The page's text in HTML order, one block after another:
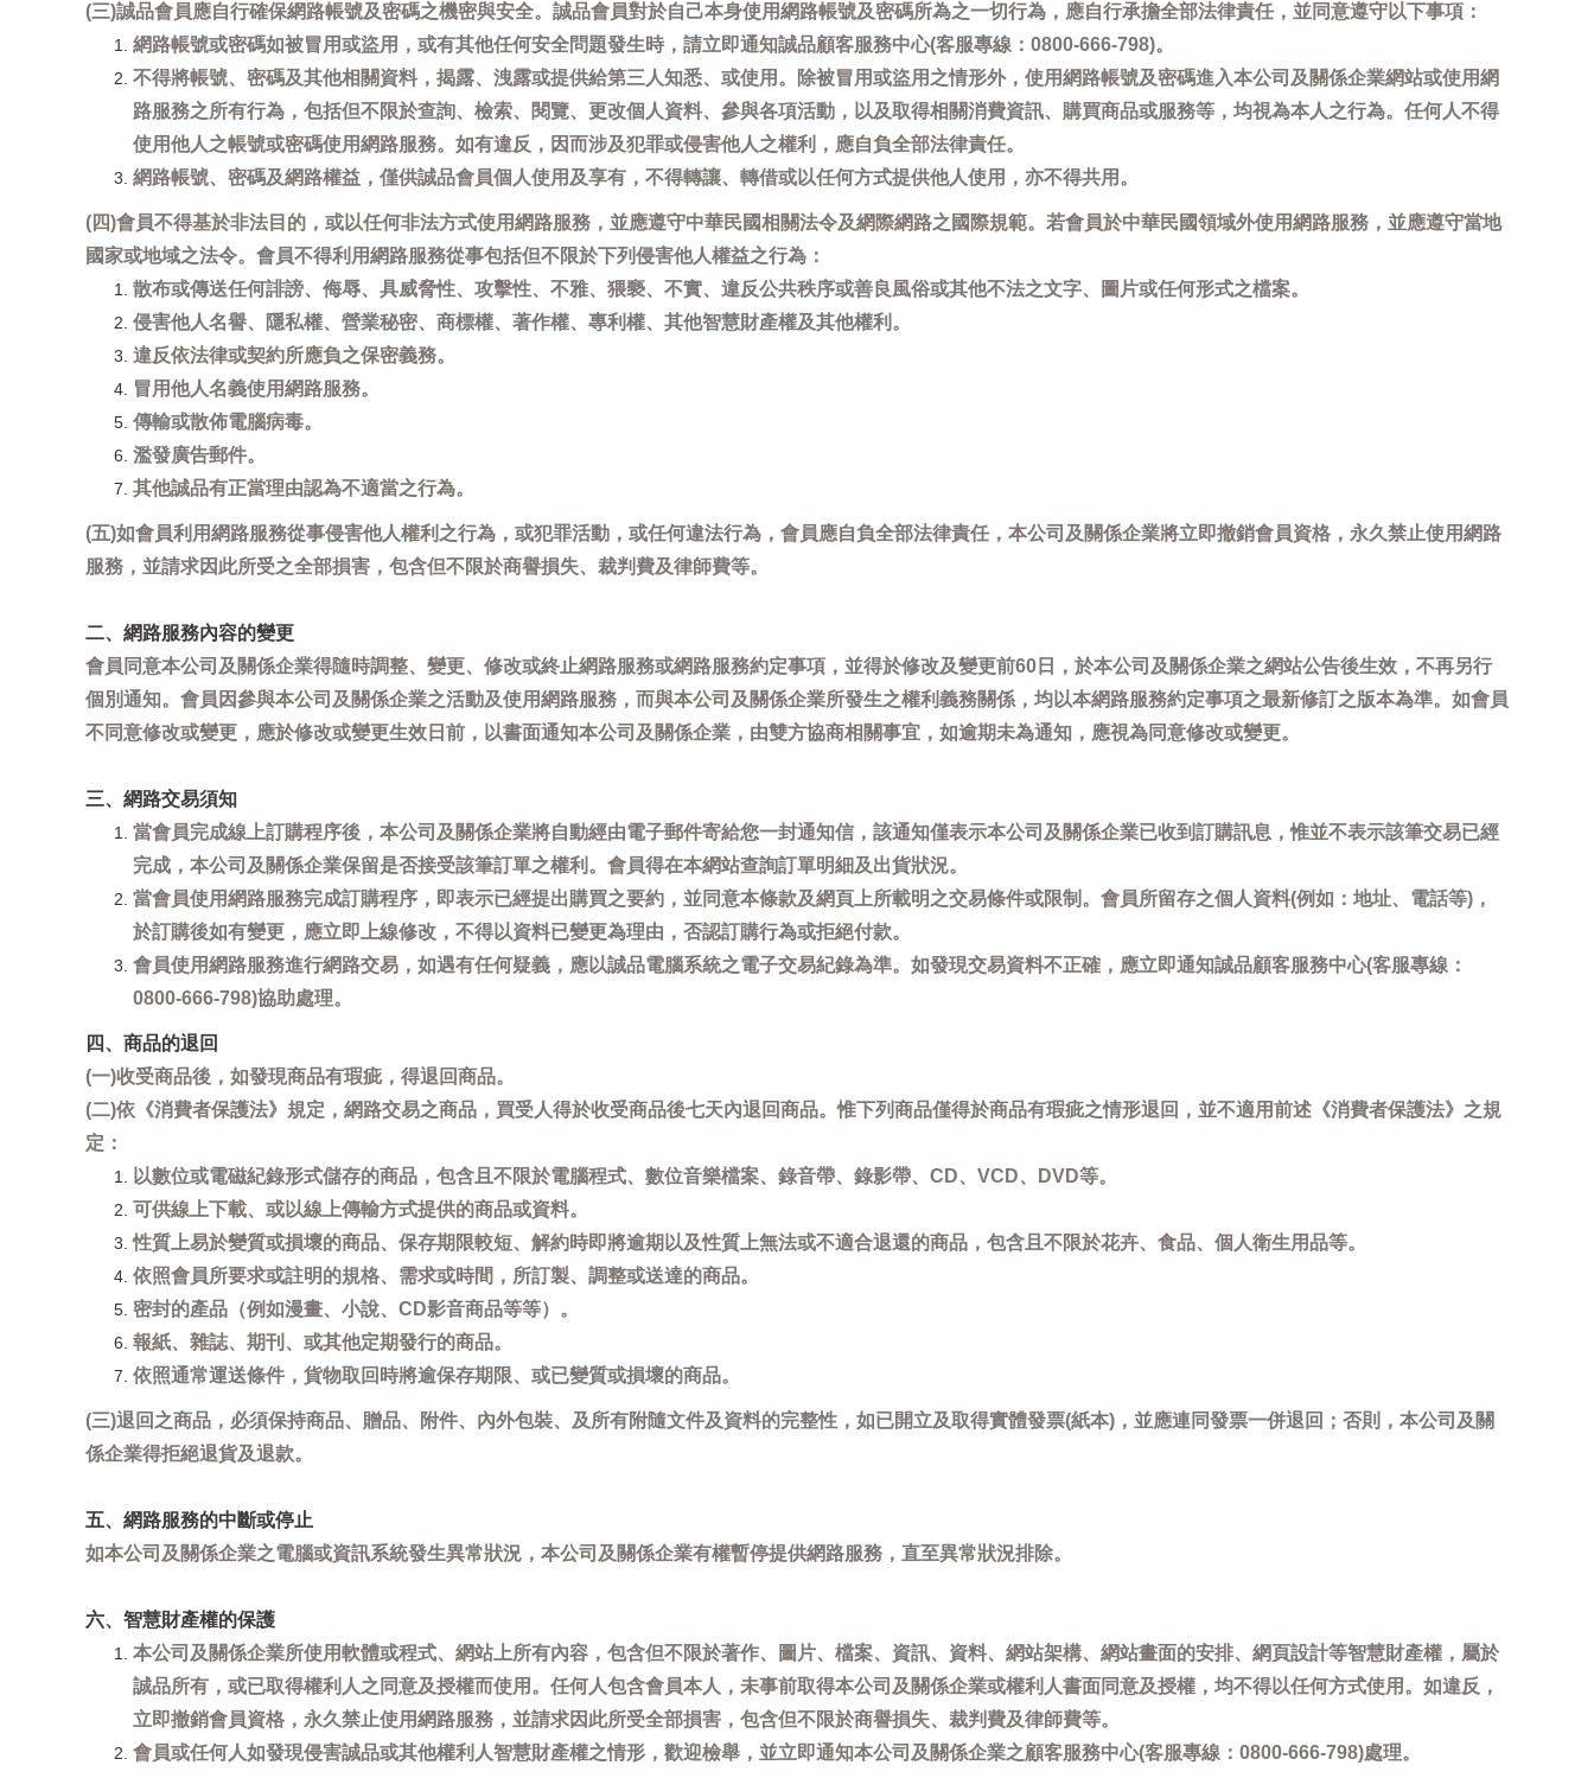
(三)誠品會員應自行確保網路帳號及密碼之機密與安全。誠品會員對於自己本身使用網路帳號及密碼所為之一切行為，應自行承擔全部法律責任，並同意遵守以下事項：
網路帳號或密碼如被冒用或盜用，或有其他任何安全問題發生時，請立即通知誠品顧客服務中心(客服專線：0800-666-798)。
不得將帳號、密碼及其他相關資料，揭露、洩露或提供給第三人知悉、或使用。除被冒用或盜用之情形外，使用網路帳號及密碼進入本公司及關係企業網站或使用網
路服務之所有行為，包括但不限於查詢、檢索、閱覽、更改個人資料、參與各項活動，以及取得相關消費資訊、購買商品或服務等，均視為本人之行為。任何人不得
使用他人之帳號或密碼使用網路服務。如有違反，因而涉及犯罪或侵害他人之權利，應自負全部法律責任。
網路帳號、密碼及網路權益，僅供誠品會員個人使用及享有，不得轉讓、轉借或以任何方式提供他人使用，亦不得共用。
(四)會員不得基於非法目的，或以任何非法方式使用網路服務，並應遵守中華民國相關法令及網際網路之國際規範。若會員於中華民國領域外使用網路服務，並應遵守當地
國家或地域之法令。會員不得利用網路服務從事包括但不限於下列侵害他人權益之行為：
散布或傳送任何誹謗、侮辱、具威脅性、攻擊性、不雅、猥褻、不實、違反公共秩序或善良風俗或其他不法之文字、圖片或任何形式之檔案。
侵害他人名譽、隱私權、營業秘密、商標權、著作權、專利權、其他智慧財產權及其他權利。
違反依法律或契約所應負之保密義務。
冒用他人名義使用網路服務。
傳輸或散佈電腦病毒。
濫發廣告郵件。
其他誠品有正當理由認為不適當之行為。
(五)如會員利用網路服務從事侵害他人權利之行為，或犯罪活動，或任何違法行為，會員應自負全部法律責任，本公司及關係企業將立即撤銷會員資格，永久禁止使用網路
服務，並請求因此所受之全部損害，包含但不限於商譽損失、裁判費及律師費等。
二、網路服務內容的變更
會員同意本公司及關係企業得隨時調整、變更、修改或終止網路服務或網路服務約定事項，並得於修改及變更前60日，於本公司及關係企業之網站公告後生效，不再另行
個別通知。會員因參與本公司及關係企業之活動及使用網路服務，而與本公司及關係企業所發生之權利義務關係，均以本網路服務約定事項之最新修訂之版本為準。如會員
不同意修改或變更，應於修改或變更生效日前，以書面通知本公司及關係企業，由雙方協商相關事宜，如逾期未為通知，應視為同意修改或變更。
三、網路交易須知
當會員完成線上訂購程序後，本公司及關係企業將自動經由電子郵件寄給您一封通知信，該通知僅表示本公司及關係企業已收到訂購訊息，惟並不表示該筆交易已經
完成，本公司及關係企業保留是否接受該筆訂單之權利。會員得在本網站查詢訂單明細及出貨狀況。
當會員使用網路服務完成訂購程序，即表示已經提出購買之要約，並同意本條款及網頁上所載明之交易條件或限制。會員所留存之個人資料(例如：地址、電話等)，
於訂購後如有變更，應立即上線修改，不得以資料已變更為理由，否認訂購行為或拒絕付款。
會員使用網路服務進行網路交易，如遇有任何疑義，應以誠品電腦系統之電子交易紀錄為準。如發現交易資料不正確，應立即通知誠品顧客服務中心(客服專線：
0800-666-798)協助處理。
四、商品的退回
(一)收受商品後，如發現商品有瑕疵，得退回商品。
(二)依《消費者保護法》規定，網路交易之商品，買受人得於收受商品後七天內退回商品。惟下列商品僅得於商品有瑕疵之情形退回，並不適用前述《消費者保護法》之規
定：
以數位或電磁紀錄形式儲存的商品，包含且不限於電腦程式、數位音樂檔案、錄音帶、錄影帶、CD、VCD、DVD等。
可供線上下載、或以線上傳輸方式提供的商品或資料。
性質上易於變質或損壞的商品、保存期限較短、解約時即將逾期以及性質上無法或不適合退還的商品，包含且不限於花卉、食品、個人衛生用品等。
依照會員所要求或註明的規格、需求或時間，所訂製、調整或送達的商品。
密封的產品（例如漫畫、小說、CD影音商品等等）。
報紙、雜誌、期刊、或其他定期發行的商品。
依照通常運送條件，貨物取回時將逾保存期限、或已變質或損壞的商品。
(三)退回之商品，必須保持商品、贈品、附件、內外包裝、及所有附隨文件及資料的完整性，如已開立及取得實體發票(紙本)，並應連同發票一併退回；否則，本公司及關
係企業得拒絕退貨及退款。
五、網路服務的中斷或停止
如本公司及關係企業之電腦或資訊系統發生異常狀況，本公司及關係企業有權暫停提供網路服務，直至異常狀況排除。
六、智慧財產權的保護
本公司及關係企業所使用軟體或程式、網站上所有內容，包含但不限於著作、圖片、檔案、資訊、資料、網站架構、網站畫面的安排、網頁設計等智慧財產權，屬於
誠品所有，或已取得權利人之同意及授權而使用。任何人包含會員本人，未事前取得本公司及關係企業或權利人書面同意及授權，均不得以任何方式使用。如違反，
立即撤銷會員資格，永久禁止使用網路服務，並請求因此所受全部損害，包含但不限於商譽損失、裁判費及律師費等。
會員或任何人如發現侵害誠品或其他權利人智慧財產權之情形，歡迎檢舉，並立即通知本公司及關係企業之顧客服務中心(客服專線：0800-666-798)處理。